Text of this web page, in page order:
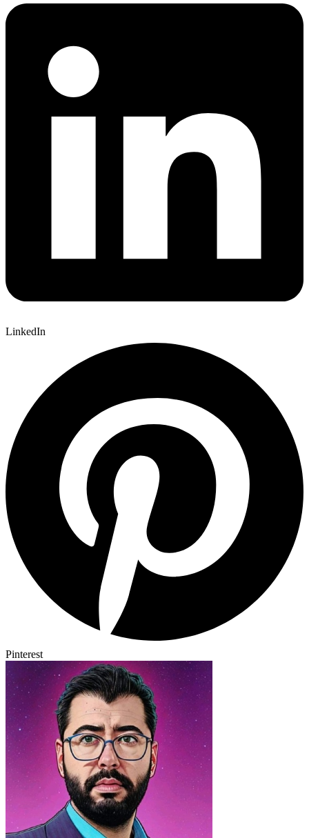
LinkedIn
Pinterest